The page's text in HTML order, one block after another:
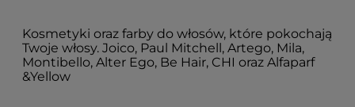
Kosmetyki oraz farby do włosów, które pokochają
Twoje włosy. Joico, Paul Mitchell, Artego, Mila,
Montibello, Alter Ego, Be Hair, CHI oraz Alfaparf
&Yellow